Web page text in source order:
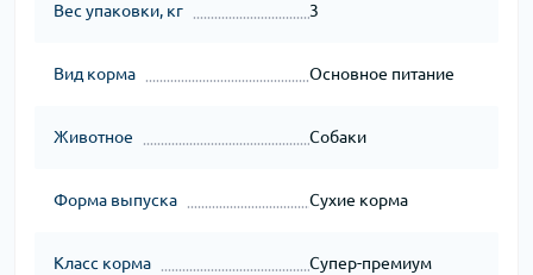
Вес упаковки, кг 3
Вид корма Основное питание
Животное Собаки
Форма выпуска Сухие корма
Класс корма Супер-премиум